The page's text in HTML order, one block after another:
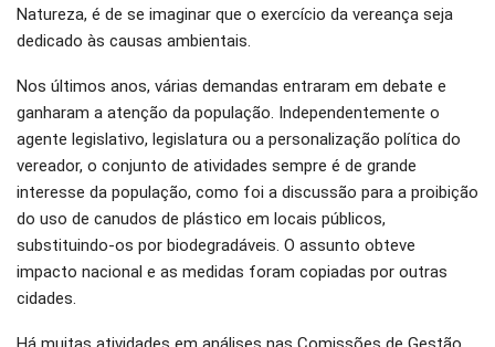
Natureza, é de se imaginar que o exercício da vereança seja
dedicado às causas ambientais.
Nos últimos anos, várias demandas entraram em debate e
ganharam a atenção da população. Independentemente o
agente legislativo, legislatura ou a personalização política do
vereador, o conjunto de atividades sempre é de grande
interesse da população, como foi a discussão para a proibição
do uso de canudos de plástico em locais públicos,
substituindo-os por biodegradáveis. O assunto obteve
impacto nacional e as medidas foram copiadas por outras
cidades.